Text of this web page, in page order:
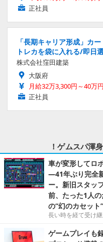
正社員
「長期キャリア形成」カ
トレカを袋に入れる/即日
株式会社窪田建築
大阪府
月給32万3,300円～40万円
正社員
！ゲムスパ渾
車が変形してロ
―41年ぶり完全
ー。新旧スタッ
前、たった1人
の“幻のカセット
長い時を経て受け
ゲームプレイも